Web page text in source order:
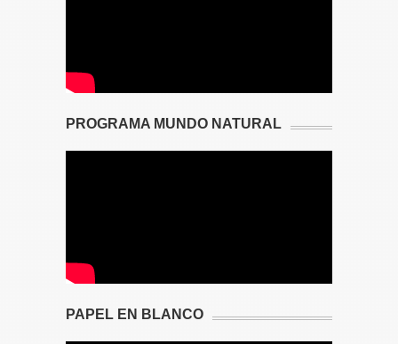
PROGRAMA MUNDO NATURAL
PAPEL EN BLANCO